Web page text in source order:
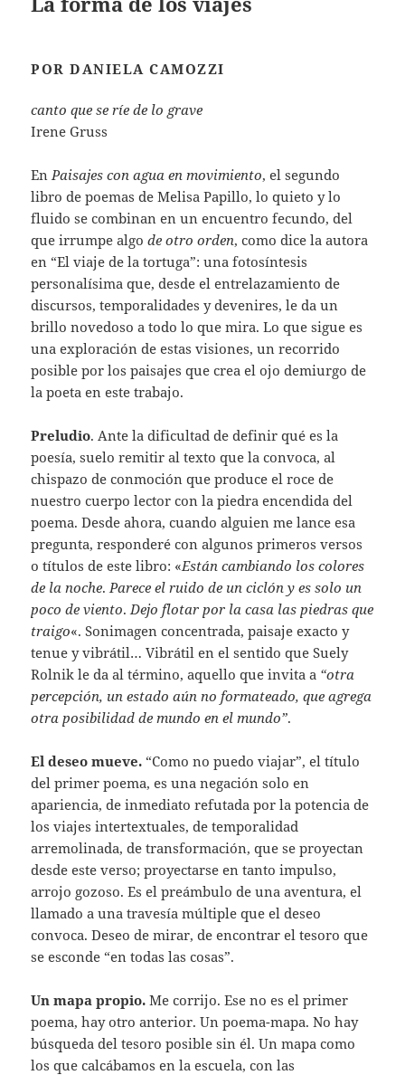
POR DANIELA CAMOZZI
canto que se ríe de lo grave
Irene Gruss
En Paisajes con agua en movimiento, el segundo
libro de poemas de Melisa Papillo, lo quieto y lo
fluido se combinan en un encuentro fecundo, del
que irrumpe algode otro orden, como dice la autora
en “El viaje de la tortuga”: una fotosíntesis
personalísima que, desde el entrelazamiento de
discursos, temporalidades y devenires, le da un
brillo novedoso a todo lo que mira. Lo que sigue es
una exploración de estas visiones, un recorrido
posible por los paisajes que crea el ojo demiurgo de
la poeta en este trabajo.
Preludio. Ante la dificultad de definir qué es la
poesía, suelo remitir al texto que la convoca, al
chispazo de conmoción que produce el roce de
nuestro cuerpo lector con la piedra encendida del
poema. Desde ahora, cuando alguien me lance esa
pregunta, responderé con algunos primeros versos
o títulos de este libro: «Están cambiando los colores
de la noche. Parece el ruido de un ciclón y es solo un
poco de viento. Dejo flotar por la casa las piedras que
traigo«. Sonimagen concentrada, paisaje exacto y
tenue y vibrátil… Vibrátil en el sentido que Suely
Rolnik le da al término, aquello que invita a “otra
percepción, un estado aún no formateado, que agrega
otra posibilidad de mundo en el mundo”.
El deseo mueve. “Como no puedo viajar”, el título
del primer poema, es una negación solo en
apariencia, de inmediato refutada por la potencia de
los viajes intertextuales, de temporalidad
arremolinada, de transformación, que se proyectan
desde este verso; proyectarse en tanto impulso,
arrojo gozoso. Es el preámbulo de una aventura, el
llamado a una travesía múltiple que el deseo
convoca. Deseo de mirar, de encontrar el tesoro que
se esconde “en todas las cosas”.
Un mapa propio.Me corrijo. Ese no es el primer
poema, hay otro anterior. Un poema-mapa. No hay
búsqueda del tesoro posible sin él. Un mapa como
los que calcábamos en la escuela, con las